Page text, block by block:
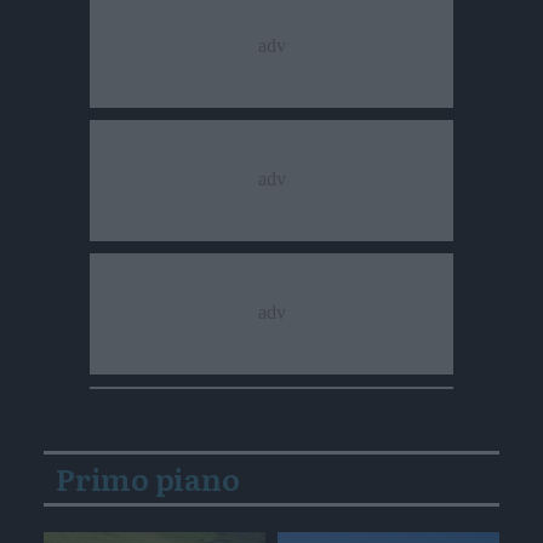
Primo piano